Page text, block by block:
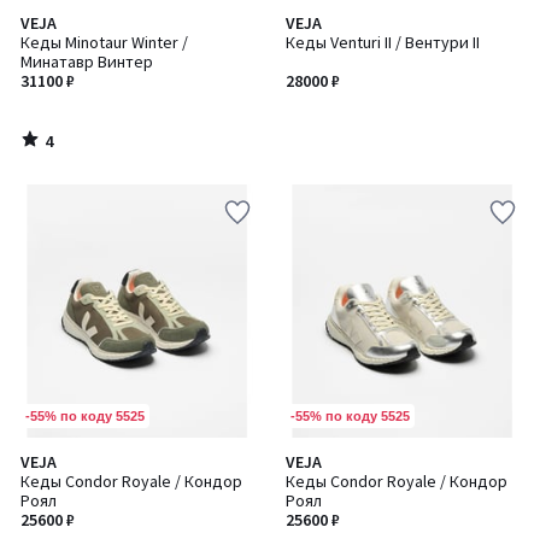
VEJA
Кеды Minotaur Winter /
Минатавр Винтер
31100 ₽
4
/
5
4
/
VEJA
Кеды Venturi II / Вентури II
28000 ₽
-55% по коду 5525
VEJA
Кеды Condor Royale / Кондор
Роял
25600 ₽
-55% по коду 5525
VEJA
Кеды Condor Royale / Кондор
Роял
25600 ₽